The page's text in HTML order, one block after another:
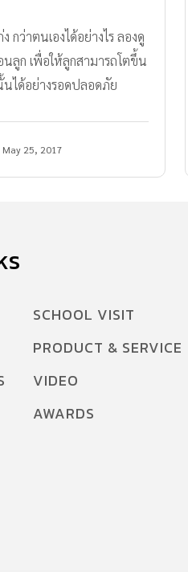
กว่าตนเองได้อย่างไร ลองดู
ลูก เพื่อให้ลูกสามารถโตขึ้น
ได้อย่างรอดปลอดภัย
May 25, 2017
SCHOOL VISIT
PRODUCT & SERVICE
VIDEO
AWARDS